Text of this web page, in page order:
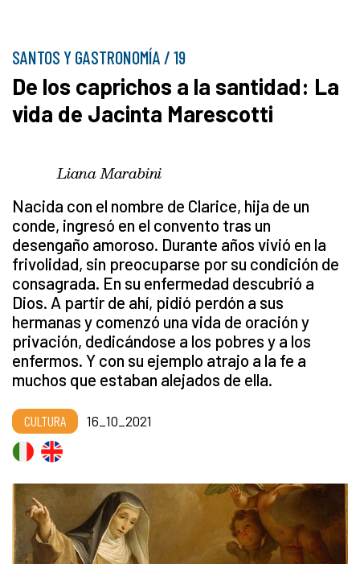
SANTOS Y GASTRONOMÍA / 19
De los caprichos a la santidad: La
vida de Jacinta Marescotti
Liana Marabini
Nacida con el nombre de Clarice, hija de un
conde, ingresó en el convento tras un
desengaño amoroso. Durante años vivió en la
frivolidad, sin preocuparse por su condición de
consagrada. En su enfermedad descubrió a
Dios. A partir de ahí, pidió perdón a sus
hermanas y comenzó una vida de oración y
privación, dedicándose a los pobres y a los
enfermos. Y con su ejemplo atrajo a la fe a
muchos que estaban alejados de ella.
CULTURA 16_10_2021